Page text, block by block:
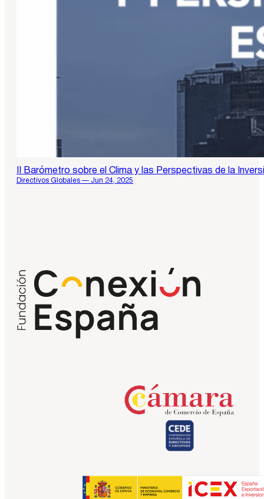
II Barómetro sobre el Clima y las Perspectivas de la
Directivos Globales — Jun 24, 2025